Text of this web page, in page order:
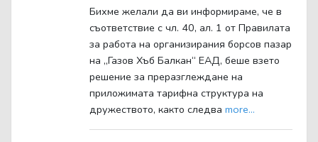
Бихме желали да ви информираме, че в
съответствие с чл. 40, ал. 1 от Правилата
за работа на организирания борсов пазар
на „Газов Хъб Балкан“ ЕАД, беше взето
решение за преразглеждане на
приложимата тарифна структура на
дружеството, както следва more...